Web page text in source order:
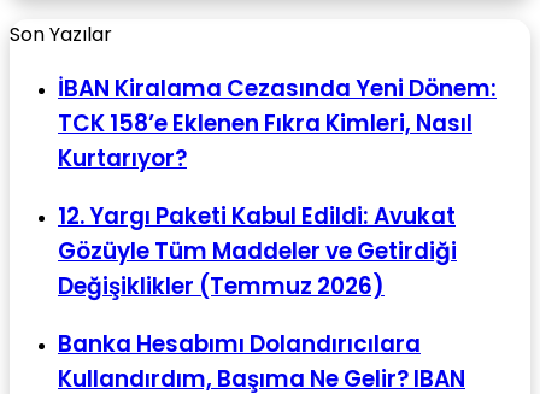
Son Yazılar
İBAN Kiralama Cezasında Yeni Dönem:
TCK 158’e Eklenen Fıkra Kimleri, Nasıl
Kurtarıyor?
12. Yargı Paketi Kabul Edildi: Avukat
Gözüyle Tüm Maddeler ve Getirdiği
Değişiklikler (Temmuz 2026)
Banka Hesabımı Dolandırıcılara
Kullandırdım, Başıma Ne Gelir? IBAN